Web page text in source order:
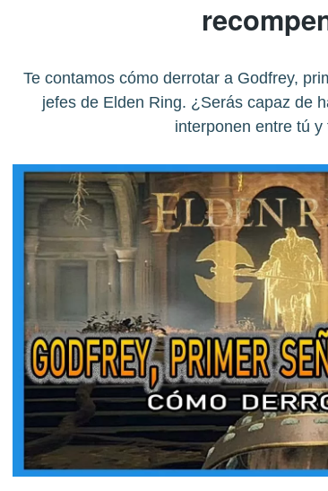
Te contamos cómo derrotar a Godfrey,
jefes de Elden Ring. ¿Serás capaz de
interponen entre tú y